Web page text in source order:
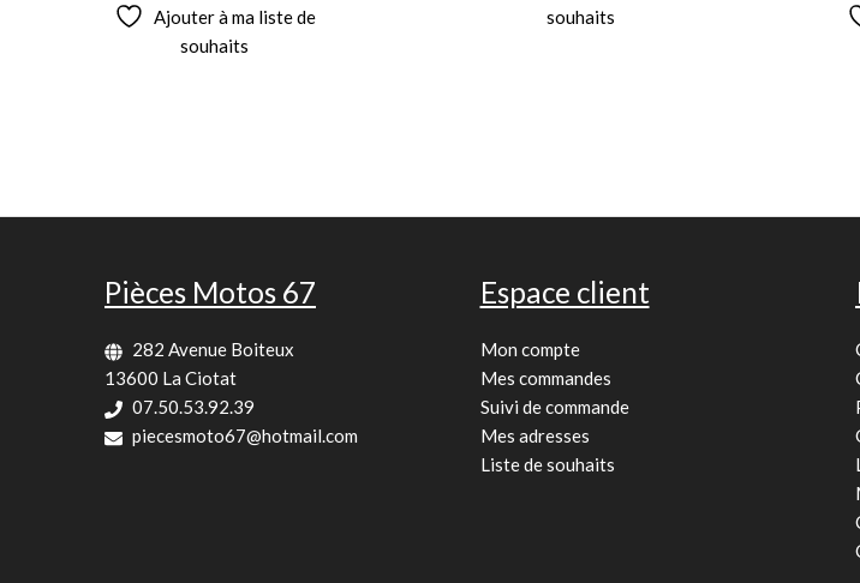
Ajouter à ma liste de
souhaits
souhaits
Pièces Motos 67
282 Avenue Boiteux
13600 La Ciotat
07.50.53.92.39
piecesmoto67@hotmail.com
Espace client
Mon compte
Mes commandes
Suivi de commande
Mes adresses
Liste de souhaits